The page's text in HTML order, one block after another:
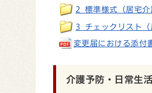
2_標準様式（居宅
3_チェックリスト
変更届における添
介護予防・日常生